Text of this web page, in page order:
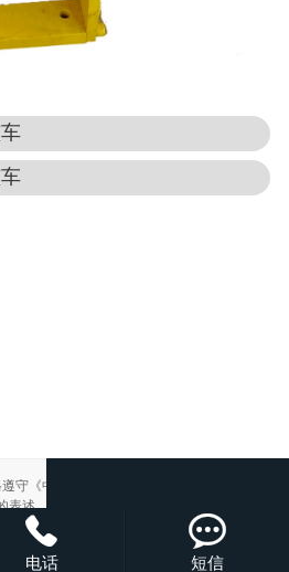

电话

短信
守《中华人民共和国广告法》，尽力规范用
述，敬请联系我们，将立即更正；相关内容
，不构成交易依据。
络，如有侵权，请联系删除。